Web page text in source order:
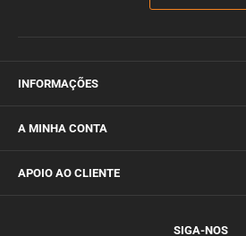
INFORMAÇÕES
A MINHA CONTA
APOIO AO CLIENTE
SIGA-NOS